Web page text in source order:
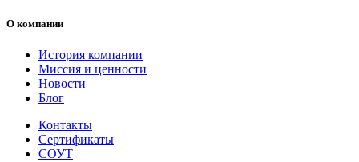
О компании
История компании
Миссия и ценности
Новости
Блог
Контакты
Сертификаты
СОУТ